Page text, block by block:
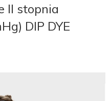
II stopnia
DIP DYE